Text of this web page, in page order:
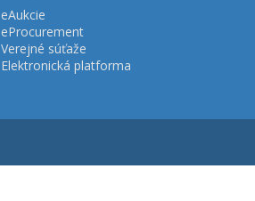
eAukcie
eProcurement
Verejné súťaže
Elektronická platforma